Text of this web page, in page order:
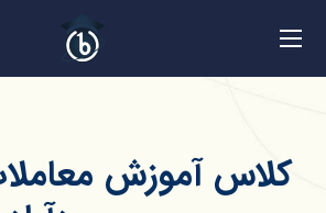
کلاس آموزش